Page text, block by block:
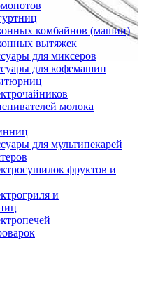
комбайнов (машин)
вытяжек
для миксеров
для кофемашин
молока
для мультипекарей
фруктов и
и